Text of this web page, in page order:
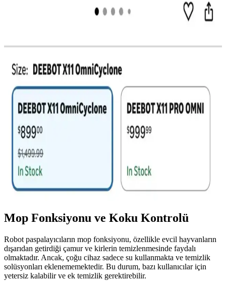
Roborock ve Dreame robot süpürgeler, farklı teknik özellikler ve
kullanıcı deneyimleriyle öne çıkar. Navigasyon, otomatik su
Mini Robot Süpürgeler: Küçük Alanlar İçin Uygun
Fiyatlı ve Pratik Temizlik Çözümleri
Mini robot süpürgeler, küçük yaşam alanlarında temizlik kolaylığı
sağlarken fiyat ve pazarlama eksiklikleriyle karşı karşıyadır. Uygun
fiyatlı ve özellikli modellerle pazar genişleyebilir.
Deebot X11 OmniCyclone Robot Süpürge İncelemesi
ve Teknik Karşılaştırmaları
Deebot X11 OmniCyclone, torbasız toz haznesi ve evcil hayvan
tüyü toplama kapasitesiyle dikkat çekiyor. Teknik özellikleri,
kullanıcı deneyimleri ve diğer modellerle karşılaştırmaları detaylıca
inceleniyor.
Mop Fonksiyonu ve Koku Kontrolü
Robot paspalayıcıların mop fonksiyonu, özellikle evcil hayvanların
dışarıdan getirdiği çamur ve kirlerin temizlenmesinde faydalı
olmaktadır. Ancak, çoğu cihaz sadece su kullanmakta ve temizlik
solüsyonları eklenememektedir. Bu durum, bazı kullanıcılar için
yetersiz kalabilir ve ek temizlik gerektirebilir.